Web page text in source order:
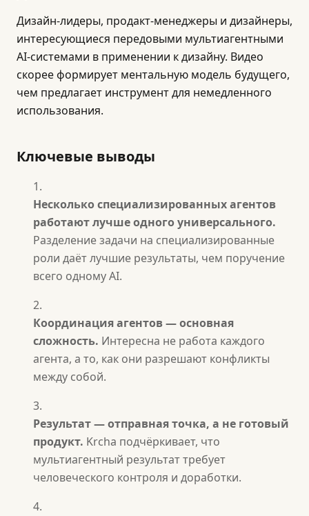
Дизайн-лидеры, продакт-менеджеры и дизайнеры,
интересующиеся передовыми мультиагентными
AI-системами в применении к дизайну. Видео
скорее формирует ментальную модель будущего,
чем предлагает инструмент для немедленного
использования.
Ключевые выводы
Несколько специализированных агентов
работают лучше одного универсального.
Разделение задачи на специализированные
роли даёт лучшие результаты, чем поручение
всего одному AI.
Координация агентов — основная
сложность. Интересна не работа каждого
агента, а то, как они разрешают конфликты
между собой.
Результат — отправная точка, а не готовый
продукт. Krcha подчёркивает, что
мультиагентный результат требует
человеческого контроля и доработки.